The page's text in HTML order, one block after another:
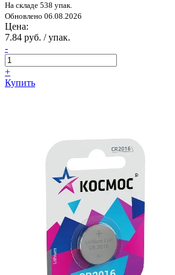
На складе 538 упак.
Обновлено 06.08.2026
Цена:
7.84 руб. / упак.
-
+
Купить